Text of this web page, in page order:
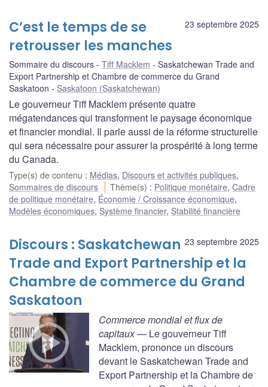
23 septembre 2025
C’est le temps de se
retrousser les manches
Sommaire du discours Tiff Macklem
Saskatchewan Trade and
Export Partnership et Chambre de commerce du Grand
Saskatoon
Saskatoon (Saskatchewan)
Le gouverneur Tiff Macklem présente quatre
mégatendances qui transforment le paysage économique
et financier mondial. Il parle aussi de la réforme structurelle
qui sera nécessaire pour assurer la prospérité à long terme
du Canada.
Type(s) de contenu : Médias, Discours et activités publiques,
Sommaires de discours
Thème(s) : Politique monétaire,Cadre
de politique monétaire, Économie / Croissance économique,
Modèles économiques, Système financier, Stabilité financière
23 septembre 2025
Discours : Saskatchewan
Trade and Export Partnership et la
Chambre de commerce du Grand
Saskatoon
Commerce mondial et flux de
capitaux— Le gouverneur Tiff
Macklem, prononce un discours
devant le Saskatchewan Trade and
Export Partnership et la Chambre de